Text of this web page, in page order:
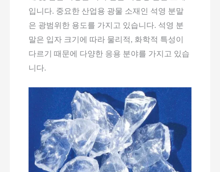
입니다. 중요한 산업용 광물 소재인 석영 분말
은 광범위한 용도를 가지고 있습니다. 석영 분
말은 입자 크기에 따라 물리적, 화학적 특성이
다르기 때문에 다양한 응용 분야를 가지고 있습
니다.